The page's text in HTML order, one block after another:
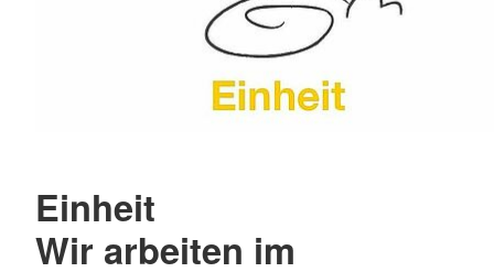
Einheit
Wir arbeiten im